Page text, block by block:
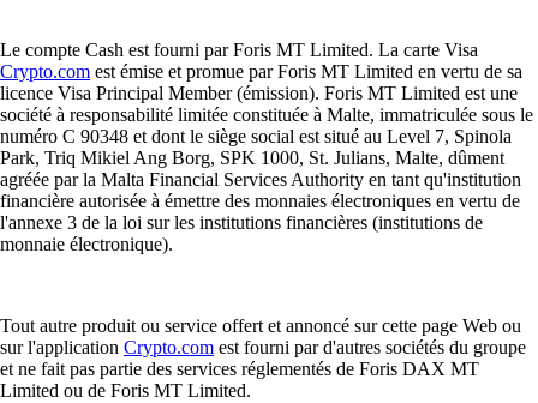
Le compte Cash est fourni par Foris MT Limited. La carte Visa
Crypto.com est émise et promue par Foris MT Limited en vertu de sa
licence Visa Principal Member (émission). Foris MT Limited est une
société à responsabilité limitée constituée à Malte, immatriculée sous le
numéro C 90348 et dont le siège social est situé au Level 7, Spinola
Park, Triq Mikiel Ang Borg, SPK 1000, St. Julians, Malte, dûment
agréée par la Malta Financial Services Authority en tant qu'institution
financière autorisée à émettre des monnaies électroniques en vertu de
l'annexe 3 de la loi sur les institutions financières (institutions de
monnaie électronique).
Tout autre produit ou service offert et annoncé sur cette page Web ou
sur l'application Crypto.com est fourni par d'autres sociétés du groupe
et ne fait pas partie des services réglementés de Foris DAX MT
Limited ou de Foris MT Limited.